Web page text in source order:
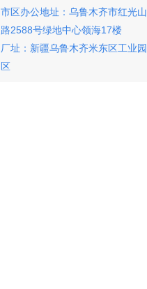
市区办公地址： 乌鲁木齐市红光山
路2588号绿地中心领海17楼
厂址：新疆乌鲁木齐米东区工业园
区